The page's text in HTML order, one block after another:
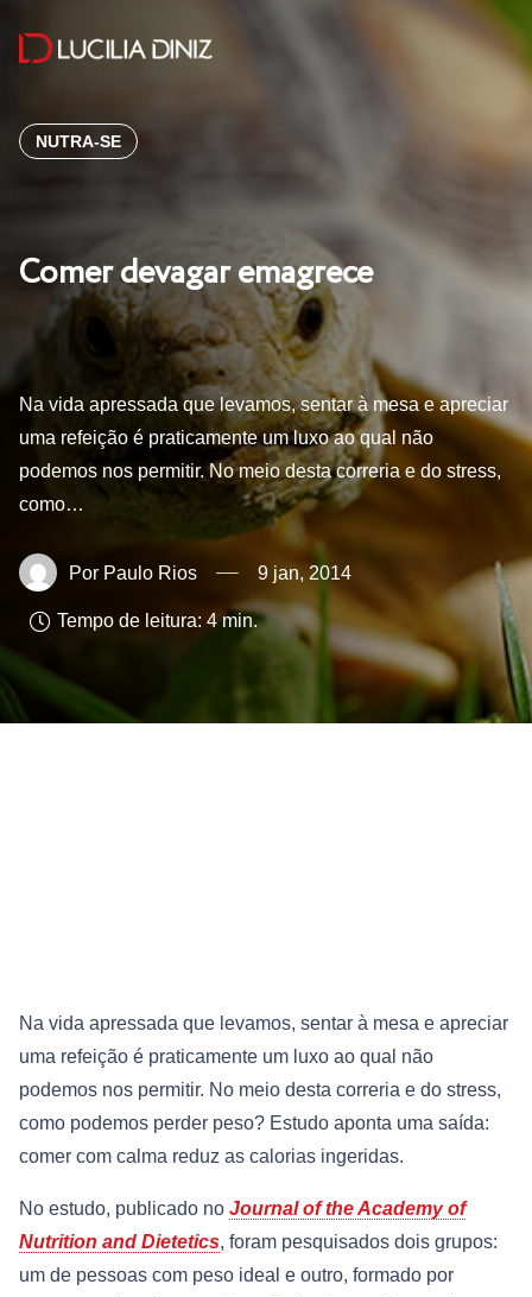
NUTRA-SE
Comer devagar emagrece
Na vida apressada que levamos, sentar à mesa e apreciar
uma refeição é praticamente um luxo ao qual não
podemos nos permitir. No meio desta correria e do stress,
como…
Paulo Rios 9 jan, 2014
Tempo de leitura: 4 min.
Na vida apressada que levamos, sentar à mesa e apreciar
uma refeição é praticamente um luxo ao qual não
podemos nos permitir. No meio desta correria e do stress,
como podemos perder peso? Estudo aponta uma saída:
comer com calma reduz as calorias ingeridas.
No estudo, publicado no Journal of the Academy of
Nutrition and Dietetics, foram pesquisados dois grupos:
um de pessoas com peso ideal e outro, formado por